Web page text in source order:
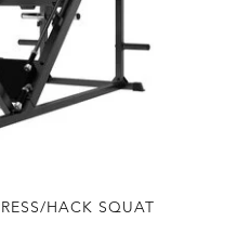
HACK SQUAT